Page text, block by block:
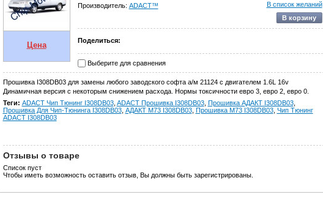
Цена
Производитель: ADACT™
В список желаний
В корзину
Поделиться:
Выберите для сравнения
Прошивка I308DB03 для замены любого заводского софта а/м 21124 с двигателем 1.6L 16v
Динамичная версия с некоторым снижением расхода. Нормы токсичности евро 3, евро 2, евро 0.
Теги: ADACT Чип Тюнинг I308DB03, ADACT Прошивка I308DB03, Прошивка АДАКТ I308DB03,
Прошивка Для Чип-Тюнинга I308DB03, АДАКТ М73 I308DB03, Прошивка М73 I308DB03, Чип Тюнинг
ADACT I308DB03
Отзывы о товаре
Список пуст
Чтобы иметь возможность оставить отзыв, Вы должны быть зарегистрированы.